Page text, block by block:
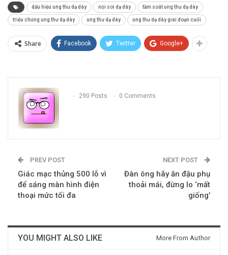
dấu hiệu ung thư dạ dày nội soi dạ dày tầm soát ung thư dạ dày
triệu chứng ung thư dạ dày ung thư dạ dày ung thư dạ dày giai đoạn cuối
Share Facebook Twitter Google+
290 Posts 0 Comments
PREV POST
Giác mạc thủng 500 lỗ vì
để sáng màn hình điện
thoại mức tối đa
NEXT POST
Đàn ông hãy ăn đậu phụ
thoải mái, đừng lo ‘mất
giống’
YOU MIGHT ALSO LIKE More From Author